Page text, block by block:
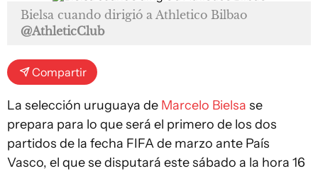
Bielsa cuando dirigió a Athletico Bilbao
@AthleticClub
Compartir
La selección uruguaya de Marcelo Bielsa se
prepara para lo que será el primero de los dos
partidos de la fecha FIFA de marzo ante País
Vasco, el que se disputará este sábado a la hora 16